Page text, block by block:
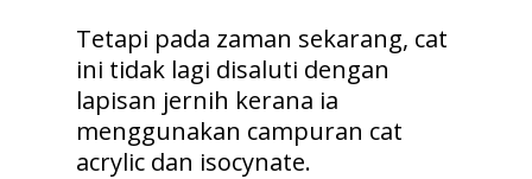
Tetapi pada zaman sekarang, cat
ini tidak lagi disaluti dengan
lapisan jernih kerana ia
menggunakan campuran cat
acrylic dan isocynate.